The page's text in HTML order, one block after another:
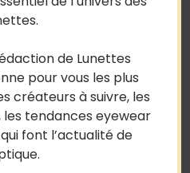
nous utilisons des
pour stocker et/ou accéder aux
telles que le comportement
ce site. Le fait de ne pas
peut avoir un effet négatif
fonctions.
de Lunettes
pour vous les plus
créateurs à suivre, les
tendances eyewear
font l’actualité de